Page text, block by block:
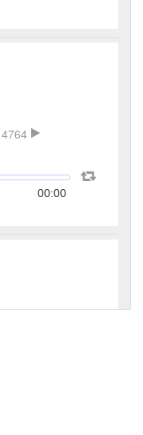
4764
00:00